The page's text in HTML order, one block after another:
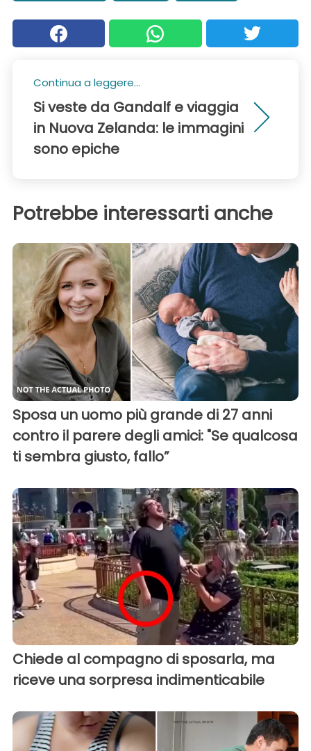
Continua a leggere...
Si veste da Gandalf e viaggia
in Nuova Zelanda: le immagini
sono epiche
Potrebbe interessarti anche
Sposa un uomo più grande di 27 anni
contro il parere degli amici: "Se qualcosa
ti sembra giusto, fallo”
Chiede al compagno di sposarla, ma
riceve una sorpresa indimenticabile